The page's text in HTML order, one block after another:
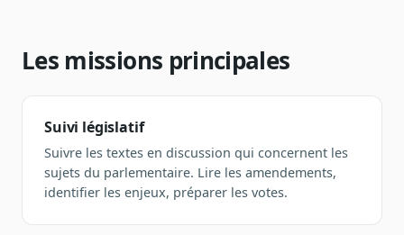
Blog & Podcast Hémicycle
Analyses, méthodes, coulisses
1027 termes expliqués
Glossaire affaires publiques
Lexique par thème métier
Les missions principales
Suivi législatif
Suivre les textes en discussion qui concernent les
sujets du parlementaire. Lire les amendements,
identifier les enjeux, préparer les votes.